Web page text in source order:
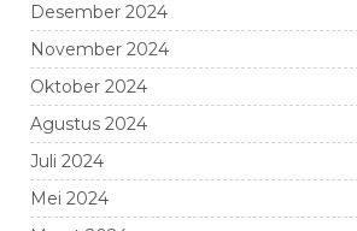
Desember 2024
November 2024
Oktober 2024
Agustus 2024
Juli 2024
Mei 2024